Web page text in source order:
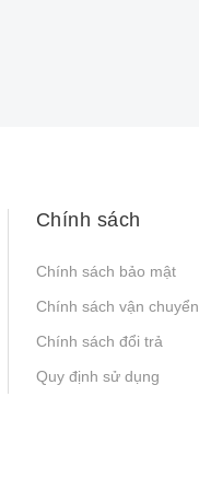
Chính sách
Chính sách bảo mật
Chính sách vận chuyển
Chính sách đổi trả
Quy định sử dụng